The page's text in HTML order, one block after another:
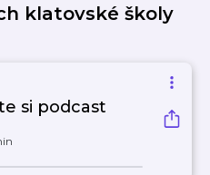
klatovské školy
si podcast